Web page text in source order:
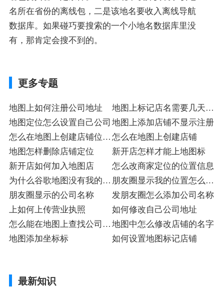
名所在省份的离线包，二是该地名要收入离线导航
数据库。如果碰巧要搜索的一个小地名数据库里没
有，那肯定会搜不到的。
更多专题
地图上如何注册公司地址
地图上标记店名需要几天注
册入驻
地图定位怎么设置自己公司 地图上添加店铺不显示注册
怎么在地图上创建店铺位
置?
怎么在地图上创建店铺
地图怎样删除店铺定位
新开店怎样才能上地图标
新开店如何加入地图店
怎么改商家定位的位置信息
为什么谷歌地图没有我的门
店注册
朋友圈显示我的位置怎么操
作
朋友圈显示的公司名称
发朋友圈怎么添加公司名称
上如何上传营业执照
如何修改自己公司地址
怎么能在地图上查找公司地
址
地图中怎么修改店铺的名字
地图添加坐标标
如何设置地图标记店铺
最新知识